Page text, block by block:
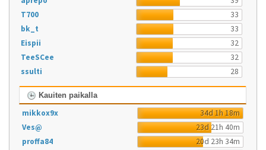
T700
33
bk_t
33
Eispii
32
TeeSCee
32
ssulti
28
Kauiten paikalla
mikkox9x
34d 1h 18m
Ves@
23d 21h 40m
proffa84
20d 23h 34m